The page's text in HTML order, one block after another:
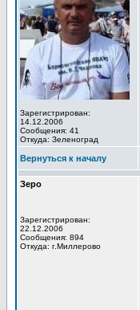
Зарегистрирован:
14.12.2006
Сообщения: 41
Откуда: Зеленоград
Вернуться к началу
Зеро
Зарегистрирован:
22.12.2006
Сообщения: 894
Откуда: г.Миллерово